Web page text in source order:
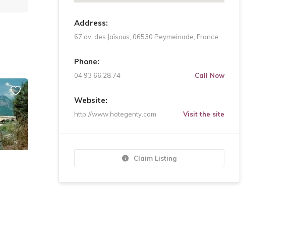
Address:
67 av. des Jaïsous, 06530 Peymeinade, France
Phone:
04 93 66 28 74 Call Now
Website:
http://www.hotegenty.com Visit the site
Claim Listing